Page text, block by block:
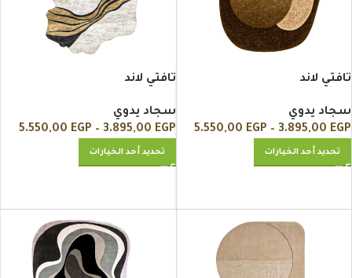
تافتي لاند
سجاد يدوي
3.895,00 EGP
–
5.550,00 EGP
تحديد أحد الخيارات
تافتي لاند
سجاد يدوي
3.895,00 EGP
–
5.550,00 EGP
تحديد أحد الخيارات